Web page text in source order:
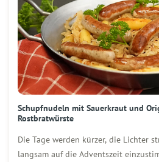
Schupfnudeln mit Sauerkraut und
Rostbratwürste
Die Tage werden kürzer, die Lichter
langsam auf die Adventszeit